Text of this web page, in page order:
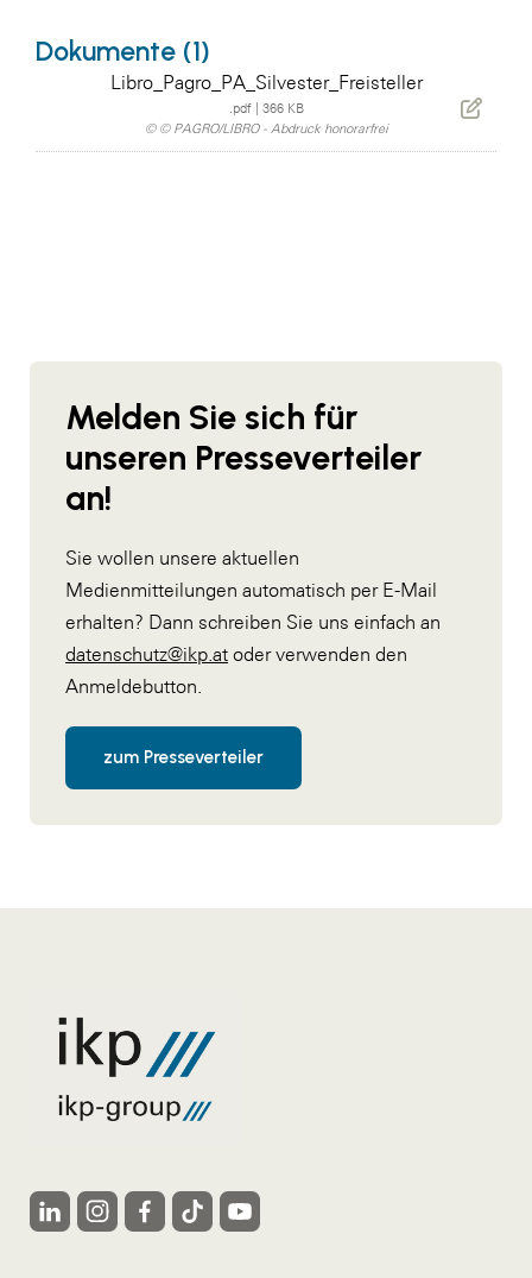
Dokumente (1)
Libro_Pagro_PA_Silvester_Freisteller
.pdf| 366 KB
© © PAGRO/LIBRO - Abdruck honorarfrei
Melden Sie sich für
unseren Presseverteiler
an!
Sie wollen unsere aktuellen
Medienmitteilungen automatisch per E-Mail
erhalten? Dann schreiben Sie uns einfach an
datenschutz@ikp.at oder verwenden den
Anmeldebutton.
zum Presseverteiler